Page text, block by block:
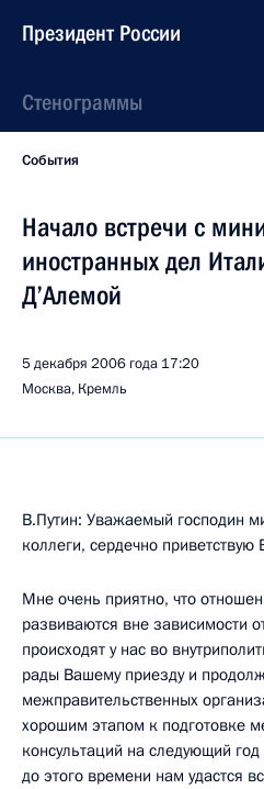
Президент России
Стенограммы
События
Начало встречи с
иностранных дел
Д’Алемой
5 декабря 2006 года 17:20
Москва, Кремль
В.Путин: Уважаемый господин
коллеги, сердечно
Мне очень приятно, что
развиваются вне зависимости
происходят у нас во
рады Вашему приезду и
межправительственных
хорошим этапом к подготовке
консультаций на следующий
до этого времени нам удастся